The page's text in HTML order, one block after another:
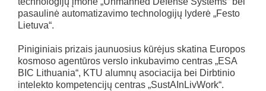
pasaulinė automatizavimo technologijų lyderė „Festo
Lietuva“.
Piniginiais prizais jaunuosius kūrėjus skatina Europos
kosmoso agentūros verslo inkubavimo centras „ESA
BIC Lithuania“, KTU alumnų asociacija bei Dirbtinio
intelekto kompetencijų centras „SustAInLivWork“.